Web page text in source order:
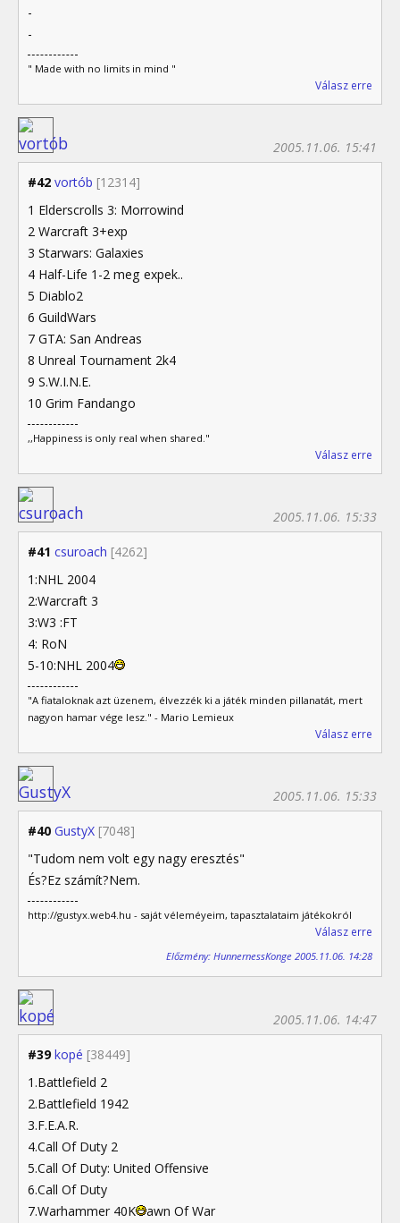
-
-
" Made with no limits in mind "
Válasz erre
#42 vortób [12314]
2005.11.06. 15:41
1 Elderscrolls 3: Morrowind
2 Warcraft 3+exp
3 Starwars: Galaxies
4 Half-Life 1-2 meg expek..
5 Diablo2
6 GuildWars
7 GTA: San Andreas
8 Unreal Tournament 2k4
9 S.W.I.N.E.
10 Grim Fandango
,,Happiness is only real when shared."
Válasz erre
#41 csuroach [4262]
2005.11.06. 15:33
1:NHL 2004
2:Warcraft 3
3:W3 :FT
4: RoN
5-10:NHL 2004
"A fiataloknak azt üzenem, élvezzék ki a játék minden pillanatát, mert
nagyon hamar vége lesz." - Mario Lemieux
Válasz erre
#40 GustyX [7048]
2005.11.06. 15:33
"Tudom nem volt egy nagy eresztés"
És?Ez számít?Nem.
http://gustyx.web4.hu - saját véleméyeim, tapasztalataim játékokról
Válasz erre
Előzmény: HunnernessKonge 2005.11.06. 14:28
#39 kopé [38449]
2005.11.06. 14:47
1.Battlefield 2
2.Battlefield 1942
3.F.E.A.R.
4.Call Of Duty 2
5.Call Of Duty: United Offensive
6.Call Of Duty
7.Warhammer 40K
awn Of War